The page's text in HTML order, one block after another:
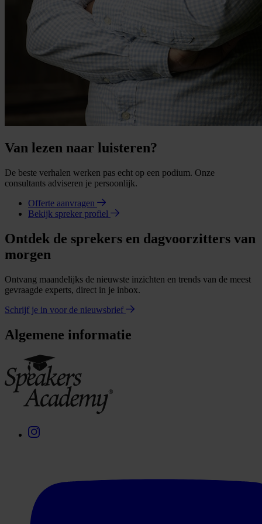
Van lezen naar luisteren?
De beste verhalen werken pas echt op een podium. Onze
consultants adviseren je persoonlijk.
Offerte aanvragen
Bekijk spreker profiel
Ontdek de sprekers en dagvoorzitters van
morgen
Ontvang maandelijks de nieuwste inzichten en trends van de meest
gevraagde experts, direct in je inbox.
Schrijf je in voor de nieuwsbrief
Algemene informatie